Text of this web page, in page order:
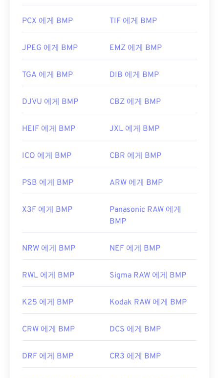
최초 출시:
1985년 11월 20일
유용한 링크:
https://docs.microsoft.com/en-
PCX 에게 BMP TIF 에게 BMP
JPEG 에게 BMP EMZ 에게 BMP
TGA 에게 BMP DIB 에게 BMP
DJVU 에게 BMP CBZ 에게 BMP
HEIF 에게 BMP JXL 에게 BMP
ICO 에게 BMP CBR 에게 BMP
PSB 에게 BMP ARW 에게 BMP
X3F 에게 BMP
Panasonic RAW 에게
BMP
NRW 에게 BMP NEF 에게 BMP
RWL 에게 BMP Sigma RAW 에게 BMP
K25 에게 BMP Kodak RAW 에게 BMP
CRW 에게 BMP DCS 에게 BMP
DRF 에게 BMP CR3 에게 BMP